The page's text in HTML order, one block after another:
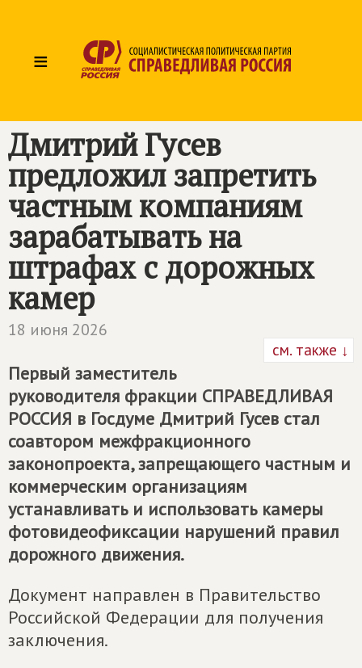
≡
Дмитрий Гусев
предложил запретить
частным компаниям
зарабатывать на
штрафах с дорожных
камер
18 июня 2026
см. также ↓
Первый заместитель
руководителя фракции СПРАВЕДЛИВАЯ
РОССИЯ в Госдуме Дмитрий Гусев стал
соавтором межфракционного
законопроекта, запрещающего частным и
коммерческим организациям
устанавливать и использовать камеры
фотовидеофиксации нарушений правил
дорожного движения.
Документ направлен в Правительство
Российской Федерации для получения
заключения.